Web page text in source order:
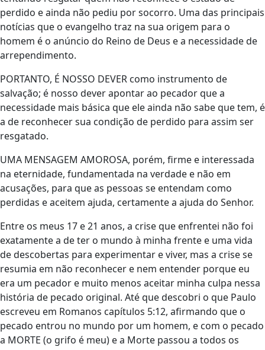
perdido e ainda não pediu por socorro. Uma das principais
notícias que o evangelho traz na sua origem para o
homem é o anúncio do Reino de Deus e a necessidade de
arrependimento.
PORTANTO, É NOSSO DEVER como instrumento de
salvação; é nosso dever apontar ao pecador que a
necessidade mais básica que ele ainda não sabe que tem, é
a de reconhecer sua condição de perdido para assim ser
resgatado.
UMA MENSAGEM AMOROSA, porém, firme e interessada
na eternidade, fundamentada na verdade e não em
acusações, para que as pessoas se entendam como
perdidas e aceitem ajuda, certamente a ajuda do Senhor.
Entre os meus 17 e 21 anos, a crise que enfrentei não foi
exatamente a de ter o mundo à minha frente e uma vida
de descobertas para experimentar e viver, mas a crise se
resumia em não reconhecer e nem entender porque eu
era um pecador e muito menos aceitar minha culpa nessa
história de pecado original. Até que descobri o que Paulo
escreveu em Romanos capítulos 5:12, afirmando que o
pecado entrou no mundo por um homem, e com o pecado
a MORTE (o grifo é meu) e a Morte passou a todos os